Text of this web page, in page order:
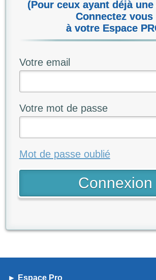
(Pour ceux ayant déjà une
Connectez vous
à votre Espace
Votre email
Votre mot de passe
Mot de passe oublié
► Espace Pro